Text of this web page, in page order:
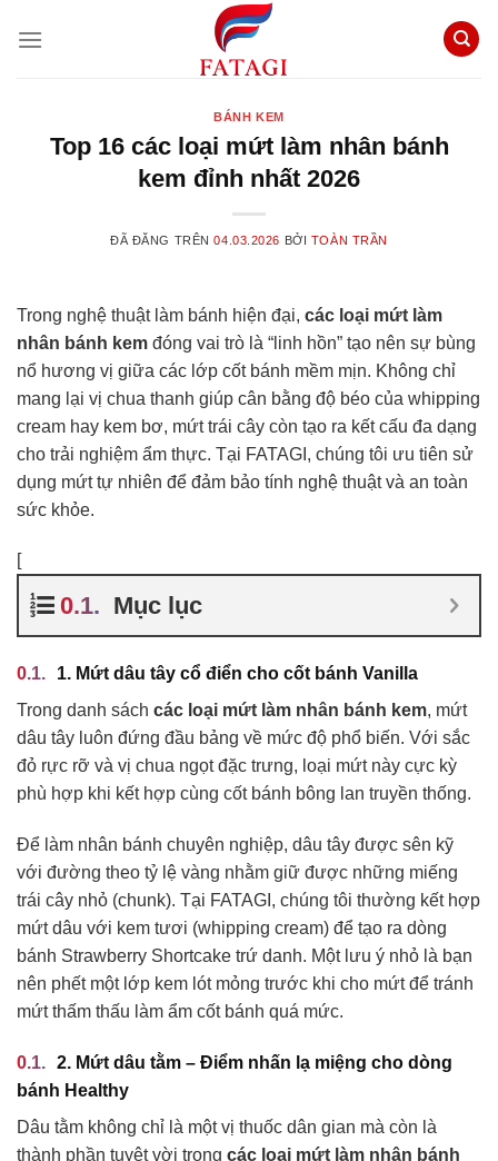
đến
BÁNH KEM
Top 16 các loại mứt làm nhân bánh
kem đỉnh nhất 2026
ĐÃ ĐĂNG TRÊN04.03.2026 BỞI TOÀN TRẦN
Trong nghệ thuật làm bánh hiện đại, các loại mứt làm
nhân bánh kem đóng vai trò là “linh hồn” tạo nên sự bùng
nổ hương vị giữa các lớp cốt bánh mềm mịn. Không chỉ
mang lại vị chua thanh giúp cân bằng độ béo của whipping
cream hay kem bơ, mứt trái cây còn tạo ra kết cấu đa dạng
cho trải nghiệm ẩm thực. Tại FATAGI, chúng tôi ưu tiên sử
dụng mứt tự nhiên để đảm bảo tính nghệ thuật và an toàn
sức khỏe.
[
Mục lục
1. Mứt dâu tây cổ điển cho cốt bánh Vanilla
Trong danh sách các loại mứt làm nhân bánh kem, mứt
dâu tây luôn đứng đầu bảng về mức độ phổ biến. Với sắc
đỏ rực rỡ và vị chua ngọt đặc trưng, loại mứt này cực kỳ
phù hợp khi kết hợp cùng cốt bánh bông lan truyền thống.
Để làm nhân bánh chuyên nghiệp, dâu tây được sên kỹ
với đường theo tỷ lệ vàng nhằm giữ được những miếng
trái cây nhỏ (chunk). Tại FATAGI, chúng tôi thường kết hợp
mứt dâu với kem tươi (whipping cream) để tạo ra dòng
bánh Strawberry Shortcake trứ danh. Một lưu ý nhỏ là bạn
nên phết một lớp kem lót mỏng trước khi cho mứt để tránh
mứt thấm thấu làm ẩm cốt bánh quá mức.
2. Mứt dâu tằm – Điểm nhấn lạ miệng cho dòng
bánh Healthy
Dâu tằm không chỉ là một vị thuốc dân gian mà còn là
thành phần tuyệt vời trong các loại mứt làm nhân bánh